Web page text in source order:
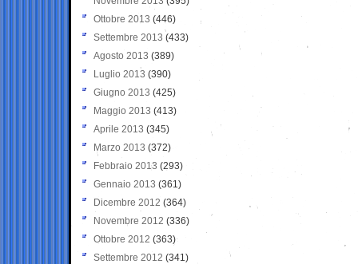
Ottobre 2013 (446)
Settembre 2013 (433)
Agosto 2013 (389)
Luglio 2013 (390)
Giugno 2013 (425)
Maggio 2013 (413)
Aprile 2013 (345)
Marzo 2013 (372)
Febbraio 2013 (293)
Gennaio 2013 (361)
Dicembre 2012 (364)
Novembre 2012 (336)
Ottobre 2012 (363)
Settembre 2012 (341)